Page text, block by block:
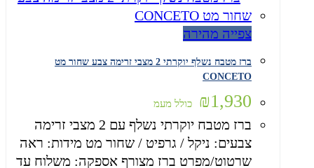
צפייה מהירה
ברז מטבח נשלף יוקרתי 2 מצבי זרימה צבע שחור מט
CONCETO
₪1,930 כולל מעמ
ברז מטבח יוקרתי נשלף עם 2 מצבי זרימה
צבעים: ניקל / גרפיט / שחור מט מידות: ראה
שרטוט/מפרט ברז מצורף אספקה: משלוח עד